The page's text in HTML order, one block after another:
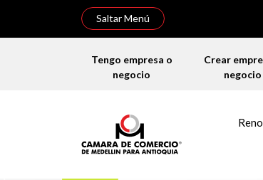
Saltar Menú
Tengo empresa o
negocio
Crear
negocio